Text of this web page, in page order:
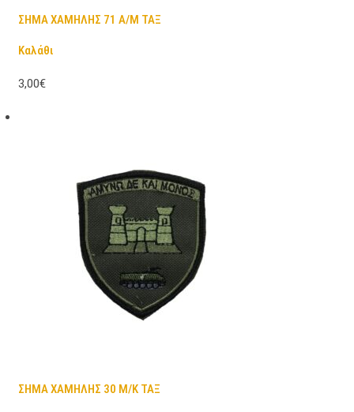
ΣΗΜΑ ΧΑΜΗΛΗΣ 71 Α/Μ ΤΑΞ
Καλάθι
3,00€
ΣΗΜΑ ΧΑΜΗΛΗΣ 30 Μ/Κ ΤΑΞ